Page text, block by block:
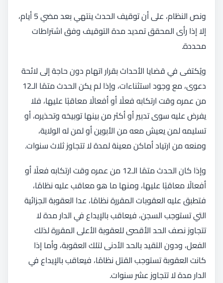
ونص النظام، على أن توقيف الحدث ينتهي بعد مضي 5 أيام،
إلا إذا رأى المحقق تمديد مدة التوقيف وفق اشتراطات
محددة.
ويُكتفى في قضايا الأحداث بقرار اتهام دون حاجة إلى لائحة
دعوى، مع وجود استثناءات، وإذا لم يكن الحدث متمًا الـ12
من عمره وقت ارتكابه فعلًا أو أفعالًا معاقبًا عليها، فلا
يفرض عليه سوى تدبير أو أكثر من بينها توبيخه وتحذيره، أو
تسليمه لمن يعيش معه من الأبوين أو لمن له الولاية،
ومنعه من ارتياد أماكن معينة لمدة لا تتجاوز ثلاث سنوات.
وإذا كان الحدث متمًا الـ12 من عمره وقت ارتكابه فعلًا أو
أفعالًا معاقبًا عليها، ومنها ما هو معاقب عليه نظامًا،
فتطبق عليه العقوبات المقررة نظامًا، عدا العقوبة الجزائية
التي تستوجب السجن، فيعاقب بالإيداع في الدار مدة لا
تتجاوز نصف الحد الأقصى للعقوبة الأعلى المقررة لذلك
الفعل، ودون التقيد بالحد الأدنى لتلك العقوبة، وأما إذا
كانت العقوبة تستوجب القتل نظامًا، فيعاقب بالإيداع في
الدار مدة لا تتجاوز عشر سنوات.